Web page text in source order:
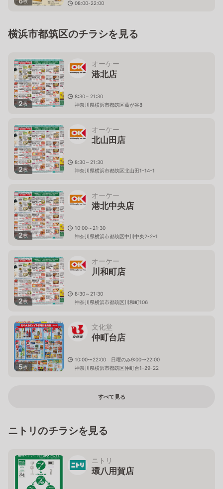
08:00-22:00
横浜市都筑区のチラシを見る
2枚
オーケー
港北店
8:30～21:30
神奈川県横浜市都筑区葛が谷8
2枚
オーケー
北山田店
8:30～21:30
神奈川県横浜市都筑区北山田1-14-1
2枚
オーケー
港北中央店
10:00～21:30
神奈川県横浜市都筑区中川中央2-2-1
2枚
オーケー
川和町店
8:30～21:30
神奈川県横浜市都筑区川和町106
5枚
文化堂
仲町台店
10:00〜22:00 日曜のみ9:00〜22:00
神奈川県横浜市都筑区仲町台1-29-22
すべて見る
ニトリのチラシを見る
ニトリ
環八用賀店